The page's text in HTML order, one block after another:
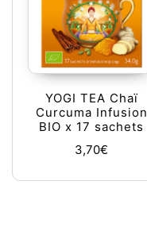
YOGI TEA Chaï
Curcuma Infusion
BIO x 17 sachets
3,70€